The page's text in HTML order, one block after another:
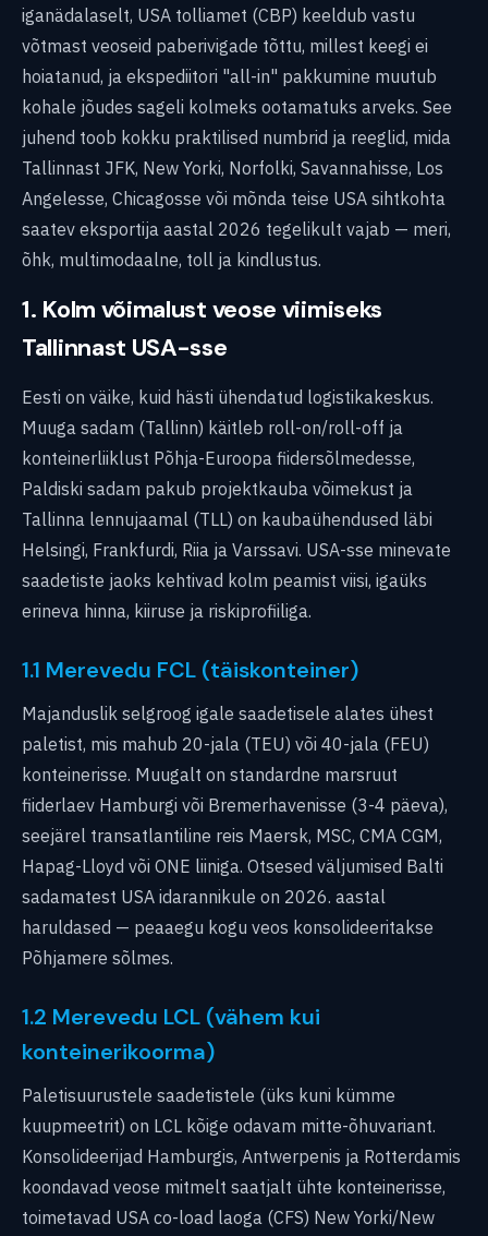
iganädalaselt, USA tolliamet (CBP) keeldub vastu
võtmast veoseid paberivigade tõttu, millest keegi ei
hoiatanud, ja ekspediitori "all-in" pakkumine muutub
kohale jõudes sageli kolmeks ootamatuks arveks. See
juhend toob kokku praktilised numbrid ja reeglid, mida
Tallinnast JFK, New Yorki, Norfolki, Savannahisse, Los
Angelesse, Chicagosse või mõnda teise USA sihtkohta
saatev eksportija aastal 2026 tegelikult vajab — meri,
õhk, multimodaalne, toll ja kindlustus.
1. Kolm võimalust veose viimiseks
Tallinnast USA-sse
Eesti on väike, kuid hästi ühendatud logistikakeskus.
Muuga sadam (Tallinn) käitleb roll-on/roll-off ja
konteinerliiklust Põhja-Euroopa fiidersõlmedesse,
Paldiski sadam pakub projektkauba võimekust ja
Tallinna lennujaamal (TLL) on kaubaühendused läbi
Helsingi, Frankfurdi, Riia ja Varssavi. USA-sse minevate
saadetiste jaoks kehtivad kolm peamist viisi, igaüks
erineva hinna, kiiruse ja riskiprofiiliga.
1.1 Merevedu FCL (täiskonteiner)
Majanduslik selgroog igale saadetisele alates ühest
paletist, mis mahub 20-jala (TEU) või 40-jala (FEU)
konteinerisse. Muugalt on standardne marsruut
fiiderlaev Hamburgi või Bremerhavenisse (3-4 päeva),
seejärel transatlantiline reis Maersk, MSC, CMA CGM,
Hapag-Lloyd või ONE liiniga. Otsesed väljumised Balti
sadamatest USA idarannikule on 2026. aastal
haruldased — peaaegu kogu veos konsolideeritakse
Põhjamere sõlmes.
1.2 Merevedu LCL (vähem kui
konteinerikoorma)
Paletisuurustele saadetistele (üks kuni kümme
kuupmeetrit) on LCL kõige odavam mitte-õhuvariant.
Konsolideerijad Hamburgis, Antwerpenis ja Rotterdamis
koondavad veose mitmelt saatjalt ühte konteinerisse,
toimetavad USA co-load laoga (CFS) New Yorki/New